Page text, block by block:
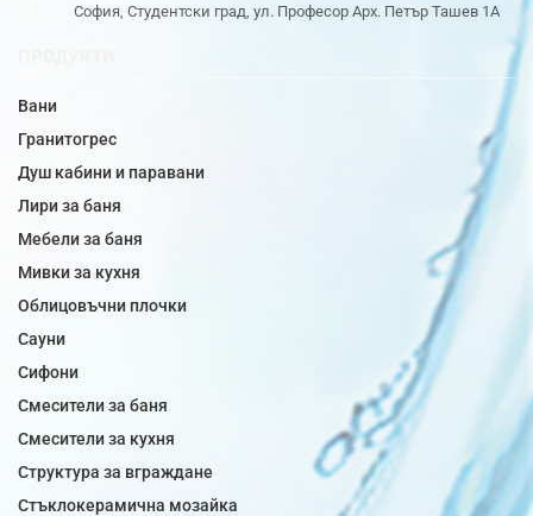
София, Студентски град, ул. Професор Арх. Петър Ташев 1А
Вани
Гранитогрес
Душ кабини и паравани
Лири за баня
Мебели за баня
Мивки за кухня
Облицовъчни плочки
Сауни
Сифони
Смесители за баня
Смесители за кухня
Структура за вграждане
Стъклокерамична мозайка